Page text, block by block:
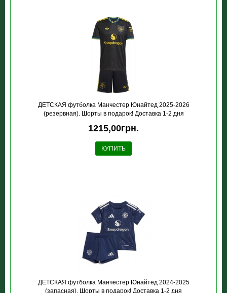
ДЕТСКАЯ футболка Манчестер Юнайтед 2025-2026
(резервная). Шорты в подарок! Доставка 1-2 дня
1215,00грн.
КУПИТЬ
ДЕТСКАЯ футболка Манчестер Юнайтед 2024-2025
(запасная). Шорты в подарок! Доставка 1-2 дня